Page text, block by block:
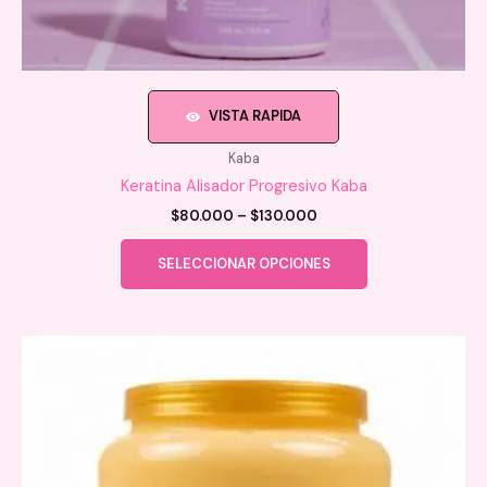
VISTA RAPIDA
Kaba
Keratina Alisador Progresivo Kaba
$80.000 – $130.000Price
through
$130.000
SELECCIONAR OPCIONES
Este
tiene
opciones
se
pueden
elegir